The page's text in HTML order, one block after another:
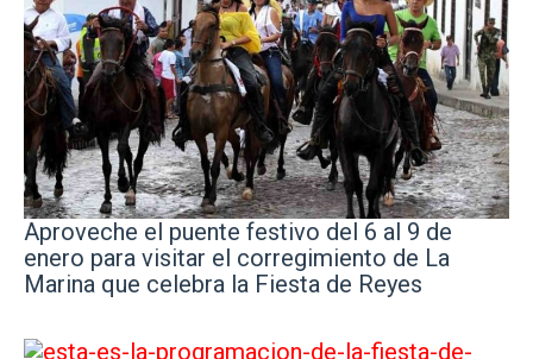
Aproveche el puente festivo del 6 al 9 de
enero para visitar el corregimiento de La
Marina que celebra la Fiesta de Reyes